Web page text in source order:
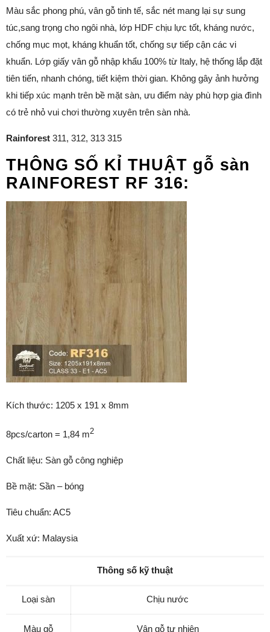
Màu sắc phong phú, vân gỗ tinh tế, sắc nét mang lại sự sung
túc,sang trọng cho ngôi nhà, lớp HDF chịu lực tốt, kháng nước,
chống mục mọt, kháng khuẩn tốt, chống sự tiếp cận các vi
khuẩn. Lớp giấy vân gỗ nhập khẩu 100% từ Italy, hệ thống lắp đặt
tiên tiến, nhanh chóng, tiết kiệm thời gian. Không gây ảnh hưởng
khi tiếp xúc mạnh trên bề mặt sàn, ưu điểm này phù hợp gia đình
có trẻ nhỏ vui chơi thường xuyên trên sàn nhà.
Rainforest 311, 312, 313 315
THÔNG SỐ KỈ THUẬT gỗ sàn
RAINFOREST RF 316:
Kích thước: 1205 x 191 x 8mm
8pcs/carton = 1,84 m2
Chất liệu: Sàn gỗ công nghiệp
Bề mặt: Sần – bóng
Tiêu chuẩn: AC5
Xuất xứ: Malaysia
Thông số kỹ thuật
Loại sàn Chịu nước
Màu gỗ Vân gỗ tự nhiên